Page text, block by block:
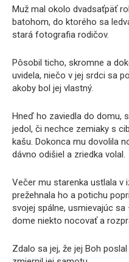
Muž mal okolo dvadsaťpäť
batohom, do ktorého sa
stará fotografia rodičov.
Pôsobil ticho, skromne a
uvidela, niečo v jej srdci sa
akoby bol jej vlastný.
Hneď ho zaviedla do domu,
jedol, či nechce zemiaky s
kašu. Dokonca mu dovolila
dávno odišiel a zriedka volal.
Večer mu starenka ustlala v
prežehnala ho a potichu
svojej spálne, usmievajúc
dome niekto nocovať a
Zdalo sa jej, že jej Boh